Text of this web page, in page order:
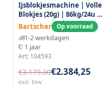
Ijsblokjesmachine | Volle
Blokjes (20g) | 86kg/24u |
Bunker 42kg |
Luchtgekoeld |
583x700x900(h)mm
Bartscher Op voorraad
1-2 werkdagen
1 jaar
Art: 104593
€3.179,00€2.384,25
excl. btw